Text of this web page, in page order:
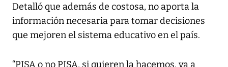
Detalló que además de costosa, no aporta la
información necesaria para tomar decisiones
que mejoren el sistema educativo en el país.
“PISA o no PISA, si quieren la hacemos, va a